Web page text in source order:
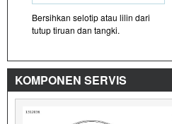
Bersihkan selotip atau lilin dari
tutup tiruan dan tangki.
KOMPONEN SERVIS